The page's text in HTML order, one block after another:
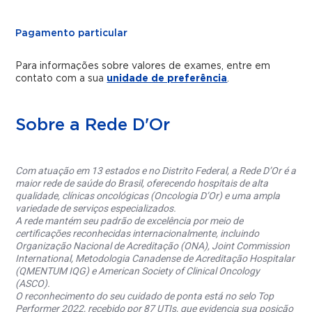
Pagamento particular
Para informações sobre valores de exames, entre em
contato com a sua unidade de preferência.
Sobre a Rede D'Or
Com atuação em 13 estados e no Distrito Federal, a Rede D’Or é a
maior rede de saúde do Brasil, oferecendo hospitais de alta
qualidade, clínicas oncológicas (Oncologia D’Or) e uma ampla
variedade de serviços especializados.
A rede mantém seu padrão de excelência por meio de
certificações reconhecidas internacionalmente, incluindo
Organização Nacional de Acreditação (ONA), Joint Commission
International, Metodologia Canadense de Acreditação Hospitalar
(QMENTUM IQG) e American Society of Clinical Oncology
(ASCO).
O reconhecimento do seu cuidado de ponta está no selo Top
Performer 2022, recebido por 87 UTIs, que evidencia sua posição